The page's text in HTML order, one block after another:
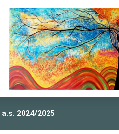
a.s. 2024/2025